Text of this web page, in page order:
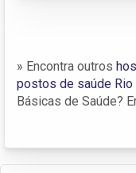
» Encontra outros
postos de saúde Rio
Básicas de Saúde?